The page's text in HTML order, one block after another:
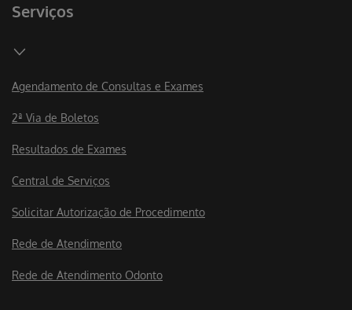
Serviços
Agendamento de Consultas e Exames
2ª Via de Boletos
Resultados de Exames
Central de Serviços
Solicitar Autorização de Procedimento
Rede de Atendimento
Rede de Atendimento Odonto